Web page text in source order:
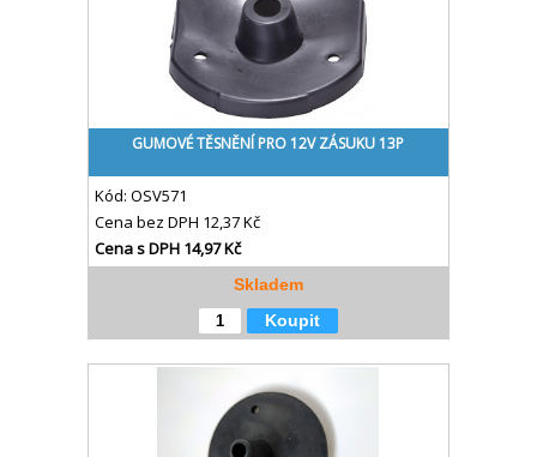
GUMOVÉ TĚSNĚNÍ PRO 12V ZÁSUKU 13P
Kód: OSV571
Cena bez DPH 12,37 Kč
Cena s DPH 14,97 Kč
Skladem
Koupit